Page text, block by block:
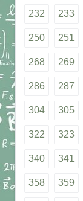
232 233
250 251
268 269
286 287
304 305
322 323
340 341
358 359